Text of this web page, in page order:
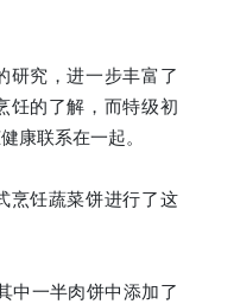
研究，进一步丰富了
饪的了解，而特级初
康联系在一起。
烹饪蔬菜饼进行了这
中一半肉饼中添加了